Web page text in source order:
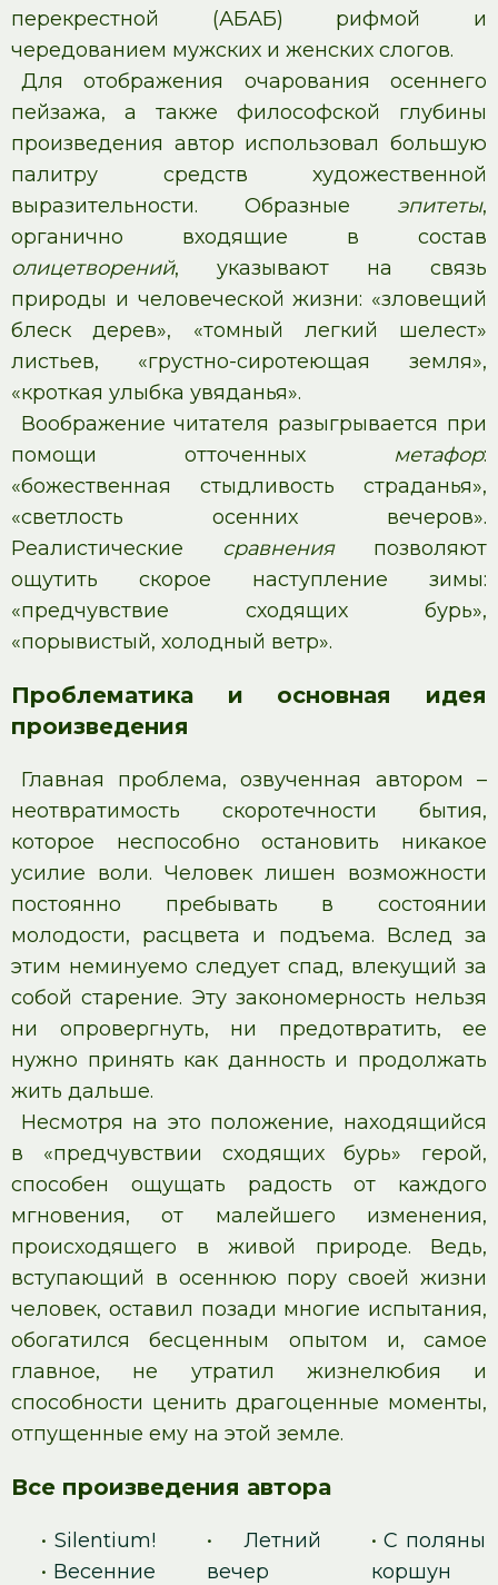
перекрестной (АБАБ) рифмой и
чередованием мужских и женских слогов.
Для отображения очарования осеннего
пейзажа, а также философской глубины
произведения автор использовал большую
палитру средств художественной
выразительности. Образные эпитеты,
органично входящие в состав
олицетворений, указывают на связь
природы и человеческой жизни: «зловещий
блеск дерев», «томный легкий шелест»
листьев, «грустно-сиротеющая земля»,
«кроткая улыбка увяданья».
Воображение читателя разыгрывается при
помощи отточенных метафор:
«божественная стыдливость страданья»,
«светлость осенних вечеров».
Реалистические сравненияпозволяют
ощутить скорое наступление зимы:
«предчувствие сходящих бурь»,
«порывистый, холодный ветр».
Проблематика и основная идея
произведения
Главная проблема, озвученная автором –
неотвратимость скоротечности бытия,
которое неспособно остановить никакое
усилие воли. Человек лишен возможности
постоянно пребывать в состоянии
молодости, расцвета и подъема. Вслед за
этим неминуемо следует спад, влекущий за
собой старение. Эту закономерность нельзя
ни опровергнуть, ни предотвратить, ее
нужно принять как данность и продолжать
жить дальше.
Несмотря на это положение, находящийся
в «предчувствии сходящих бурь» герой,
способен ощущать радость от каждого
мгновения, от малейшего изменения,
происходящего в живой природе. Ведь,
вступающий в осеннюю пору своей жизни
человек, оставил позади многие испытания,
обогатился бесценным опытом и, самое
главное, не утратил жизнелюбия и
способности ценить драгоценные моменты,
отпущенные ему на этой земле.
Все произведения автора
• Silentium!
• Весенние
• Летний
вечер
•С поляны
коршун